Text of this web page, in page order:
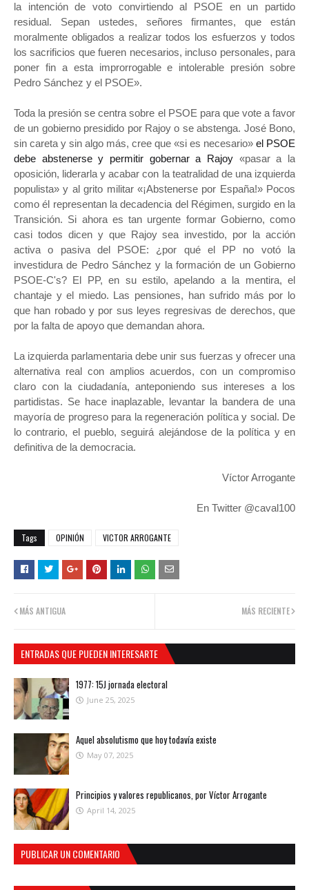
la intención de voto convirtiendo al PSOE en un partido
residual. Sepan ustedes, señores firmantes, que están
moralmente obligados a realizar todos los esfuerzos y todos
los sacrificios que fueren necesarios, incluso personales, para
poner fin a esta improrrogable e intolerable presión sobre
Pedro Sánchez y el PSOE».
Toda la presión se centra sobre el PSOE para que vote a favor
de un gobierno presidido por Rajoy o se abstenga. José Bono,
sin careta y sin algo más, cree que «si es necesario» el PSOE
debe abstenerse y permitir gobernar a Rajoy «pasar a la
oposición, liderarla y acabar con la teatralidad de una izquierda
populista» y al grito militar «¡Abstenerse por España!» Pocos
como él representan la decadencia del Régimen, surgido en la
Transición. Si ahora es tan urgente formar Gobierno, como
casi todos dicen y que Rajoy sea investido, por la acción
activa o pasiva del PSOE: ¿por qué el PP no votó la
investidura de Pedro Sánchez y la formación de un Gobierno
PSOE-C's? El PP, en su estilo, apelando a la mentira, el
chantaje y el miedo. Las pensiones, han sufrido más por lo
que han robado y por sus leyes regresivas de derechos, que
por la falta de apoyo que demandan ahora.
La izquierda parlamentaria debe unir sus fuerzas y ofrecer una
alternativa real con amplios acuerdos, con un compromiso
claro con la ciudadanía, anteponiendo sus intereses a los
partidistas. Se hace inaplazable, levantar la bandera de una
mayoría de progreso para la regeneración política y social. De
lo contrario, el pueblo, seguirá alejándose de la política y en
definitiva de la democracia.
Víctor Arrogante
En Twitter @caval100
Tags OPINIÓN VICTOR ARROGANTE
MÁS RECIENTE
MÁS ANTIGUA
ENTRADAS QUE PUEDEN INTERESARTE
1977: 15J jornada electoral
June 25, 2025
Aquel absolutismo que hoy todavía existe
May 07, 2025
Principios y valores republicanos, por Víctor Arrogante
April 14, 2025
PUBLICAR UN COMENTARIO